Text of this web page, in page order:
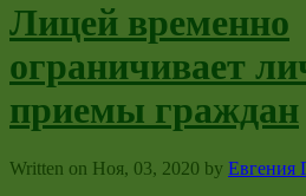
Лицей временно
ограничивает
приемы граждан
Written on Ноя, 03, 2020 by Евгения